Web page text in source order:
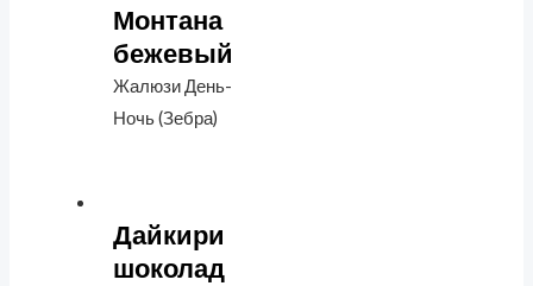
Монтана
бежевый
Жалюзи День-
Ночь (Зебра)
Дайкири
шоколад